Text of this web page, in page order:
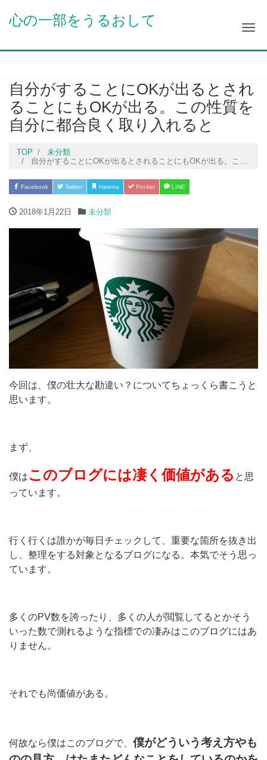
心の一部をうるおして
自分がすることにOKが出るとされ
ることにもOKが出る。この性質を
自分に都合良く取り入れると
TOP
未分類
自分がすることにOKが出るとされることにもOKが出る。この性質を自分に都合良く取り入れると
Facebook Twitter Hatena Pocket LINE
2018年1月22日 未分類
今回は、僕の壮大な勘違い？についてちょっくら書こうと
思います。
まず、
僕はこのブログには凄く価値がある と思
っています。
行く行くは誰かが毎日チェックして、重要な箇所を抜き出
し、整理をする対象となるブログになる。本気でそう思っ
ています。
多くのPV数を誇ったり、多くの人が閲覧してるとかそう
いった数で測れるような指標での凄みはこのブログにはあ
りません。
それでも尚価値がある。
何故なら僕はこのブログで、 僕がどういう考え方やも